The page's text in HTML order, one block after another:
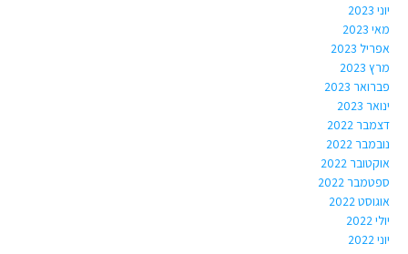
יוני 2023
מאי 2023
אפריל 2023
מרץ 2023
פברואר 2023
ינואר 2023
דצמבר 2022
נובמבר 2022
אוקטובר 2022
ספטמבר 2022
אוגוסט 2022
יולי 2022
יוני 2022